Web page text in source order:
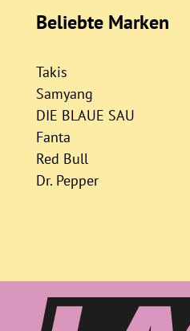
Beliebte Marken
Takis
Samyang
DIE BLAUE SAU
Fanta
Red Bull
Dr. Pepper